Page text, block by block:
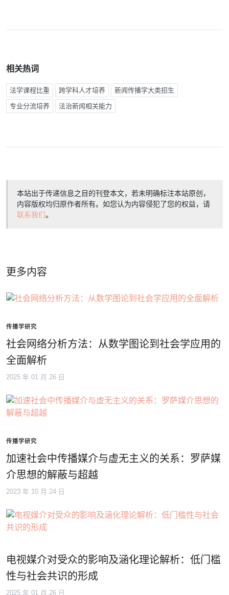
相关热词
法学课程比重 跨学科人才培养 新闻传播学大类招生
专业分流培养 法治新闻相关能力
本站出于传递信息之目的刊登本文，若未明确标注本站原创，
内容版权均归原作者所有。如您认为内容侵犯了您的权益，请
联系我们。
更多内容
传播学研究
社会网络分析方法：从数学图论到社会学应用的
全面解析
2025 年 01 月 26 日
传播学研究
加速社会中传播媒介与虚无主义的关系：罗萨媒
介思想的解蔽与超越
2023 年 10 月 24 日
电视媒介对受众的影响及涵化理论解析：低门槛
性与社会共识的形成
2025 年 01 月 26 日